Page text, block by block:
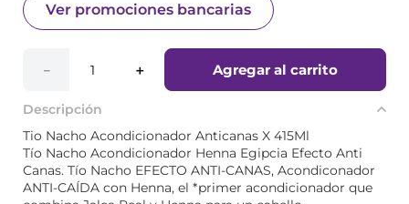
Ver promociones bancarias
＋
－ Agregar al carrito
Descripción
Tio Nacho Acondicionador Anticanas X 415Ml
Tío Nacho Acondicionador Henna Egipcia Efecto Anti
Canas. Tío Nacho EFECTO ANTI-CANAS, Acondiconador
ANTI-CAÍDA con Henna, el *primer acondicionador que